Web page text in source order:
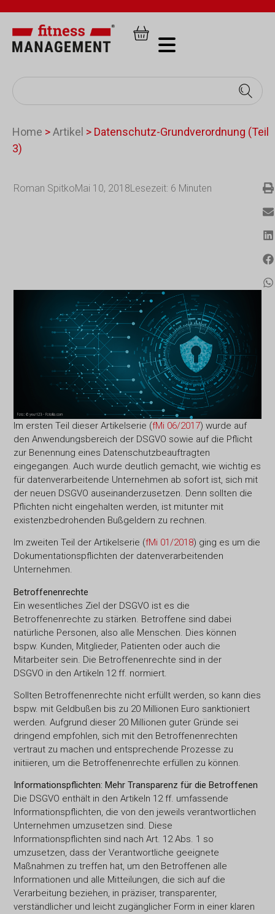
Home >Artikel > Datenschutz-Grundverordnung (Teil
3)
Roman SpitkoMai 10, 2018Lesezeit: 6 Minuten
Im ersten Teil dieser Artikelserie (fMi 06/2017) wurde auf
den Anwendungsbereich der DSGVO sowie auf die Pflicht
zur Benennung eines Datenschutzbeauftragten
eingegangen. Auch wurde deutlich gemacht, wie wichtig es
für datenverarbeitende Unternehmen ab sofort ist, sich mit
der neuen DSGVO auseinanderzusetzen. Denn sollten die
Pflichten nicht eingehalten werden, ist mitunter mit
existenzbedrohenden Bußgeldern zu rechnen.
Im zweiten Teil der Artikelserie (fMi 01/2018) ging es um die
Dokumentationspflichten der datenverarbeitenden
Unternehmen.
Betroffenenrechte
Ein wesentliches Ziel der DSGVO ist es die
Betroffenenrechte zu stärken. Betroffene sind dabei
natürliche Personen, also alle Menschen. Dies können
bspw. Kunden, Mitglieder, Patienten oder auch die
Mitarbeiter sein. Die Betroffenenrechte sind in der
DSGVO in den Artikeln 12 ff. normiert.
Sollten Betroffenenrechte nicht erfüllt werden, so kann dies
bspw. mit Geldbußen bis zu 20 Millionen Euro sanktioniert
werden. Aufgrund dieser 20 Millionen guter Gründe sei
dringend empfohlen, sich mit den Betroffenenrechten
vertraut zu machen und entsprechende Prozesse zu
initiieren, um die Betroffenenrechte erfüllen zu können.
Informationspflichten: Mehr Transparenz für die Betroffenen
Die DSGVO enthält in den Artikeln 12 ff. umfassende
Informationspflichten, die von den jeweils verantwortlichen
Unternehmen umzusetzen sind. Diese
Informationspflichten sind nach Art. 12 Abs. 1 so
umzusetzen, dass der Verantwortliche geeignete
Maßnahmen zu treffen hat, um den Betroffenen alle
Informationen und alle Mitteilungen, die sich auf die
Verarbeitung beziehen, in präziser, transparenter,
verständlicher und leicht zugänglicher Form in einer klaren